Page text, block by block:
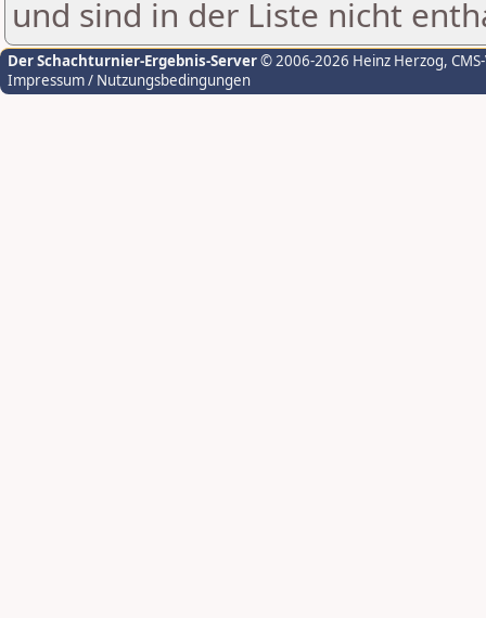
und sind in der Liste nicht
Der Schachturnier-Ergebnis-Server© 2006-2026 Heinz Herzog,
Impressum / Nutzungsbedingungen